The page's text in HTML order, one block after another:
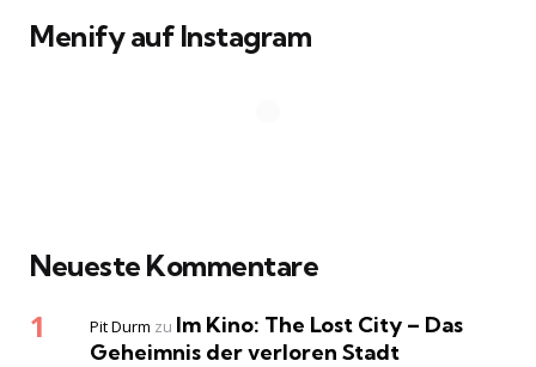
Menify auf Instagram
Neueste Kommentare
Pit Durm zu Im Kino: The Lost City – Das
Geheimnis der verloren Stadt